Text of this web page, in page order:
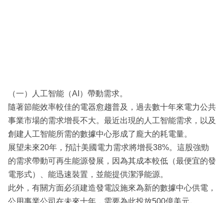
（一）人工智能（AI）帶動需求。
隨著節能效率較佳的電器愈趨普及，過去數十年來電力公共
事業市場的需求增長不大。最近出現的人工智能需求，以及
創建人工智能所需的數據中心形成了龐大的耗電量。
展望未來20年，預計美國電力需求將增長38%。這股強勁
的需求帶動可再生能源發展，因為其成本較低（最便宜的發
電形式）、能迅速裝置，並能提供潔淨能源。
此外，有關方面必須建造發電設施來為新的數據中心供電，
公用事業公司在未來十年，需要為此投放500億美元。